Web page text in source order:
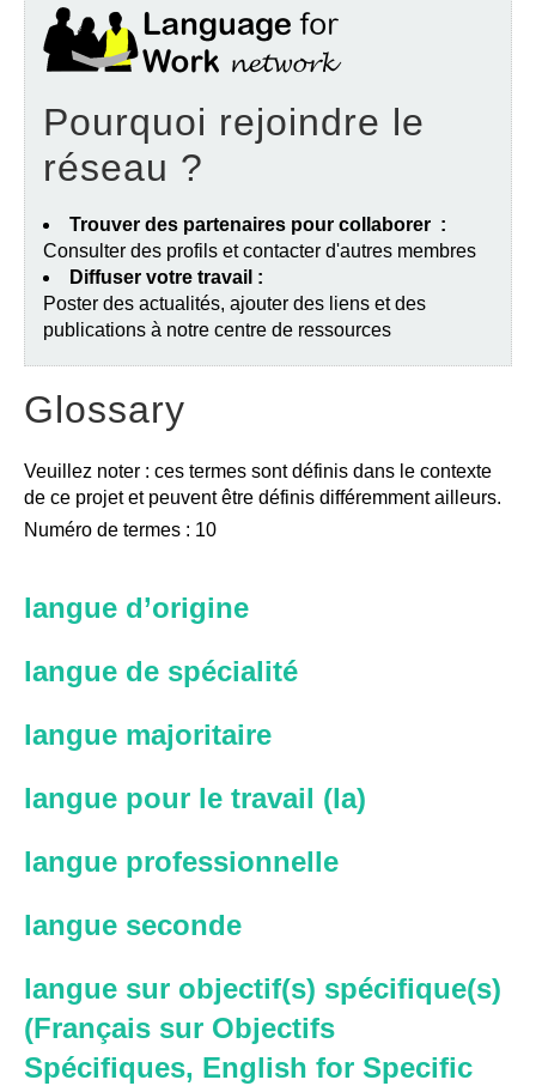
Pourquoi rejoindre le
réseau ?
Trouver des partenaires pour collaborer :
Consulter des profils et contacter d'autres membres
Diffuser votre travail :
Poster des actualités, ajouter des liens et des
publications à notre centre de ressources
Glossary
Veuillez noter : ces termes sont définis dans le contexte
de ce projet et peuvent être définis différemment ailleurs.
Numéro de termes : 10
langue d’origine
langue de spécialité
langue majoritaire
langue pour le travail (la)
langue professionnelle
langue seconde
langue sur objectif(s) spécifique(s)
(Français sur Objectifs
Spécifiques, English for Specific